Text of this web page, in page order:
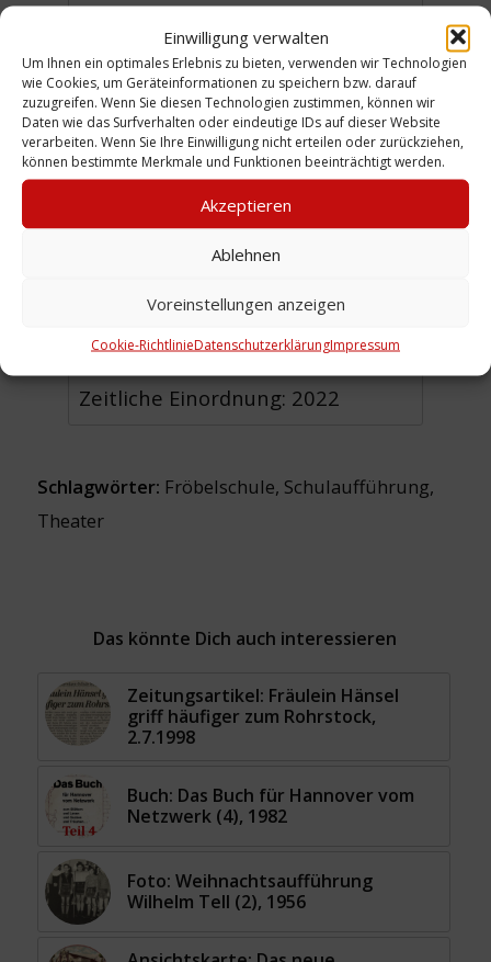
Einwilligung verwalten
Um Ihnen ein optimales Erlebnis zu bieten, verwenden wir Technologien
wie Cookies, um Geräteinformationen zu speichern bzw. darauf
zuzugreifen. Wenn Sie diesen Technologien zustimmen, können wir
Daten wie das Surfverhalten oder eindeutige IDs auf dieser Website
verarbeiten. Wenn Sie Ihre Einwilligung nicht erteilen oder zurückziehen,
können bestimmte Merkmale und Funktionen beeinträchtigt werden.
Akzeptieren
Ablehnen
Voreinstellungen anzeigen
Cookie-RichtlinieDatenschutzerklärungImpressum
Elternschaft statt. Alle Kostüme
und die Bühnendekoration waren
handgemacht.
(WP)
Sammlung
Zeitliche Einordnung: 2022
Schlagwörter: Fröbelschule, Schulaufführung,
Theater
Das könnte Dich auch interessieren
Zeitungsartikel: Fräulein Hänsel
griff häufiger zum Rohrstock,
2.7.1998
Buch: Das Buch für Hannover vom
Netzwerk (4), 1982
Foto: Weihnachtsaufführung
Wilhelm Tell (2), 1956